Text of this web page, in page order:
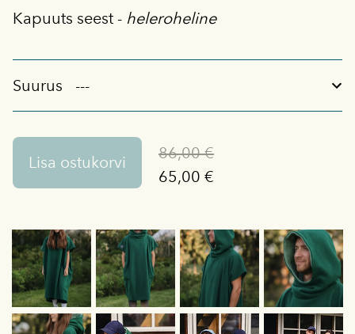
Kapuuts seest - heleroheline
Suurus
Lisa ostukorvi
86,00 €
65,00 €